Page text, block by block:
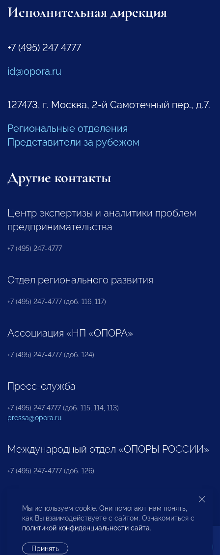
Исполнительная дирекция
+7 (495) 247 4777
id@opora.ru
127473, г. Москва, 2-й Самотечный пер., д.7.
Региональные отделения
Представители за рубежом
Другие контакты
Центр экспертизы и аналитики проблем
предпринимательства
+7 (495) 247-4777
Отдел регионального развития
+7 (495) 247-4777 (доб. 116, 117)
Ассоциация «НП «ОПОРА»
+7 (495) 247-4777 (доб. 124)
Пресс-служба
+7 (495) 247 4777 (доб. 115, 114, 113)
pressa@opora.ru
Международный отдел «ОПОРЫ РОССИИ»
+7 (495) 247-4777 (доб. 126)
Бюро по защите прав предпринимателей и
инвесторов
Мы используем cookie. Они помогают нам понять,
как Вы взаимодействуете с сайтом. Ознакомиться с
политикой конфиденциальности сайта.
Принять